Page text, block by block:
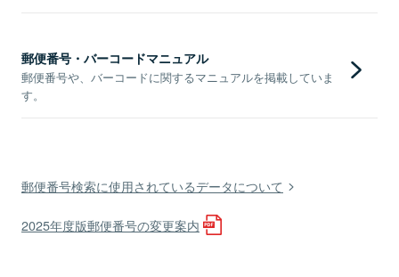
郵便番号・バーコードマニュアル
郵便番号や、バーコードに関するマニュアルを掲載していま
す。
郵便番号検索に使用されているデータについて
2025年度版郵便番号の変更案内